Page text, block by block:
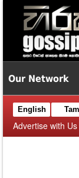
Our Network
English
Advertise with Us